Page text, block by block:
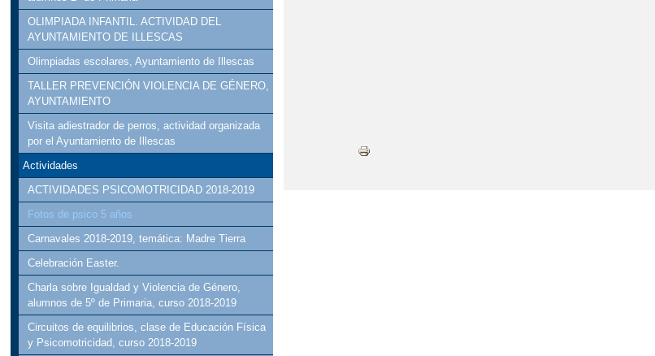
OLIMPIADA INFANTIL. ACTIVIDAD DEL
AYUNTAMIENTO DE ILLESCAS
Olimpiadas escolares, Ayuntamiento de Illescas
TALLER PREVENCIÓN VIOLENCIA DE GÉNERO,
AYUNTAMIENTO
Visita adiestrador de perros, actividad organizada
por el Ayuntamiento de Illescas
Actividades
ACTIVIDADES PSICOMOTRICIDAD 2018-2019
Fotos de psico 5 años
Carnavales 2018-2019, temática: Madre Tierra
Celebración Easter.
Charla sobre Igualdad y Violencia de Género,
alumnos de 5º de Primaria, curso 2018-2019
Circuitos de equilibrios, clase de Educación Física
y Psicomotricidad, curso 2018-2019